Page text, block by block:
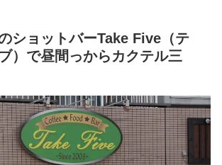
ショットバーTake Five（テ
）で昼間っからカクテル三